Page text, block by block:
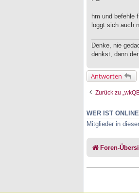
e
s
n
e
r
i
t
a
hm und befehle
loggt sich auch
Denke, nie
denkst, dann
Antworten
Zurück zu
WER IST
Mitglieder in
Foren-